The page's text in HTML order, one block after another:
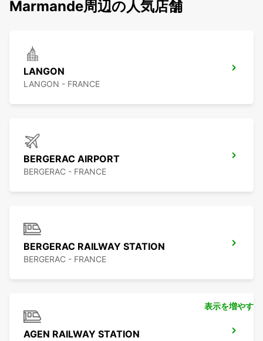
Marmande周辺の人気店舗
LANGON
LANGON - FRANCE
BERGERAC AIRPORT
BERGERAC - FRANCE
BERGERAC RAILWAY STATION
BERGERAC - FRANCE
AGEN RAILWAY STATION
表示を増やす